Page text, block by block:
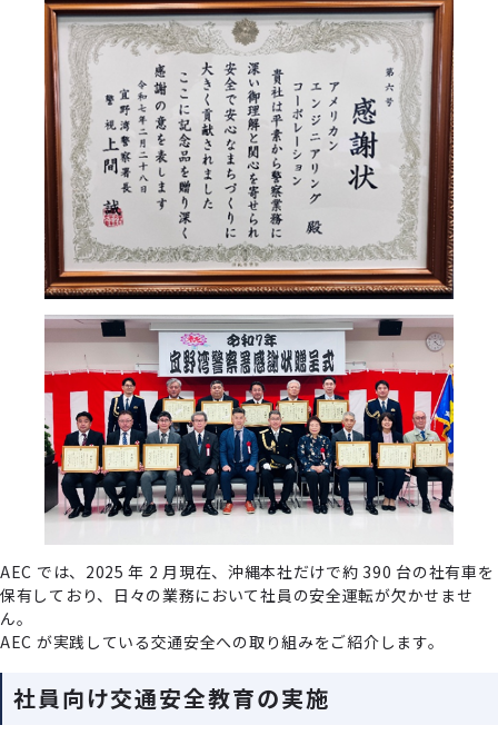
AEC では、2025 年 2 ⽉現在、沖縄本社だけで約 390 台の社有⾞を
保有しており、⽇々の業務において社員の安全運転が⽋かせませ
ん。
AEC が実践している交通安全への取り組みをご紹介します。
社員向け交通安全教育の実施